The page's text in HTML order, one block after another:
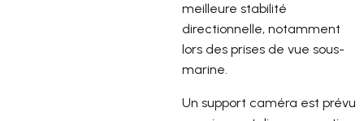
meilleure stabilité
directionnelle, notamment
lors des prises de vue sous-
marine.
Un support caméra est prévu